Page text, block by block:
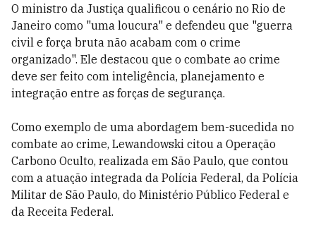
O ministro da Justiça qualificou o cenário no Rio de
Janeiro como "uma loucura" e defendeu que "guerra
civil e força bruta não acabam com o crime
organizado". Ele destacou que o combate ao crime
deve ser feito com inteligência, planejamento e
integração entre as forças de segurança.
Como exemplo de uma abordagem bem-sucedida no
combate ao crime, Lewandowski citou a Operação
Carbono Oculto, realizada em São Paulo, que contou
com a atuação integrada da Polícia Federal, da Polícia
Militar de São Paulo, do Ministério Público Federal e
da Receita Federal.